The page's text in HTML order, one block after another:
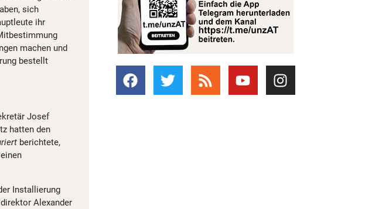
sich
ihr
machen und
bestellt
Josef
hatten den
berichtete,
Installierung
Alexander